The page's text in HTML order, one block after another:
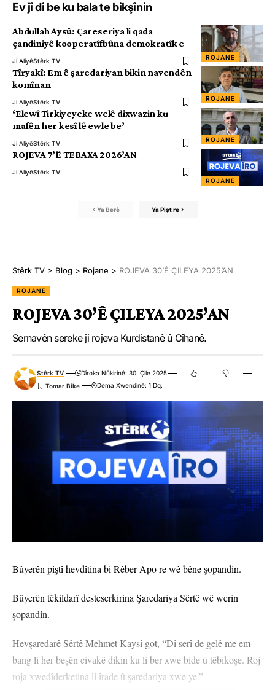
Ev jî di be ku bala te bikşînin
ROJANE
Abdullah Aysû: Çareseriya li qada
çandiniyê kooperatîfbûna demokratîk e
Ji AliyêStêrk TV
ROJANE
Tîryakî: Em ê şaredariyan bikin navendên
komînan
Ji AliyêStêrk TV
ROJANE
‘Elewî Tirkiyeyeke welê dixwazin ku
mafên her kesî lê ewle be’
Ji AliyêStêrk TV
ROJANE
ROJEVA 7’Ê TEBAXA 2026’AN
Ji AliyêStêrk TV
Ya Berê Ya Pişt re
Stêrk TV > Blog > Rojane > ROJEVA 30’Ê ÇILEYA 2025’AN
ROJANE
ROJEVA 30’Ê ÇILEYA 2025’AN
Sernavên sereke ji rojeva Kurdistanê û Cîhanê.
Stêrk TV
Dîroka Nûkirinê: 30. Çile 2025
Dema Xwendinê: 1 Dq.
Bûyerên piştî hevdîtina bi Rêber Apo re wê bêne şopandin.
Bûyerên têkildarî desteserkirina Şaredariya Sêrtê wê werin
şopandin.
Hevşaredarê Sêrtê Mehmet Kaysî got, “Di serî de gelê me em
bang li her beşên civakê dikin ku li ber xwe bide û têbikoşe. Roj
roja xwedîderketina li îrade û şaredariya xwe ye.”